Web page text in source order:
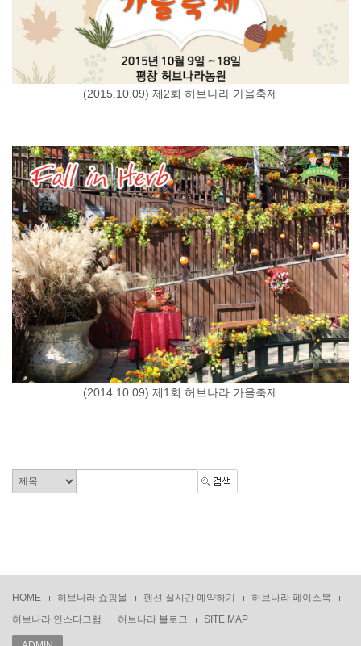
(2015.10.09) 제2회 허브나라 가을축제
(2014.10.09) 제1회 허브나라 가을축제
HOME 허브나라 쇼핑몰 펜션 실시간 예약하기
허브나라 페이스북
허브나라 인스타그램
허브나라 블로그 SITE MAP